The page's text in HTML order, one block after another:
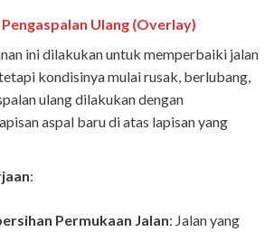
Ulang (Overlay)
ini dilakukan untuk memperbaiki jalan
kondisinya mulai rusak, berlubang,
ulang dilakukan dengan
aspal baru di atas lapisan yang
:
Permukaan Jalan: Jalan yang